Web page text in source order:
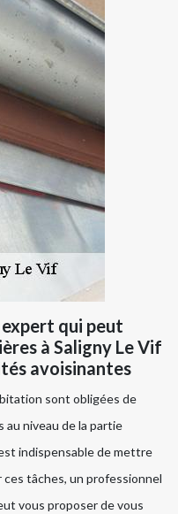
qui peut
à Saligny Le Vif
avoisinantes
sont obligées de
au niveau de la partie
indispensable de mettre
tâches, un professionnel
vous proposer de vous